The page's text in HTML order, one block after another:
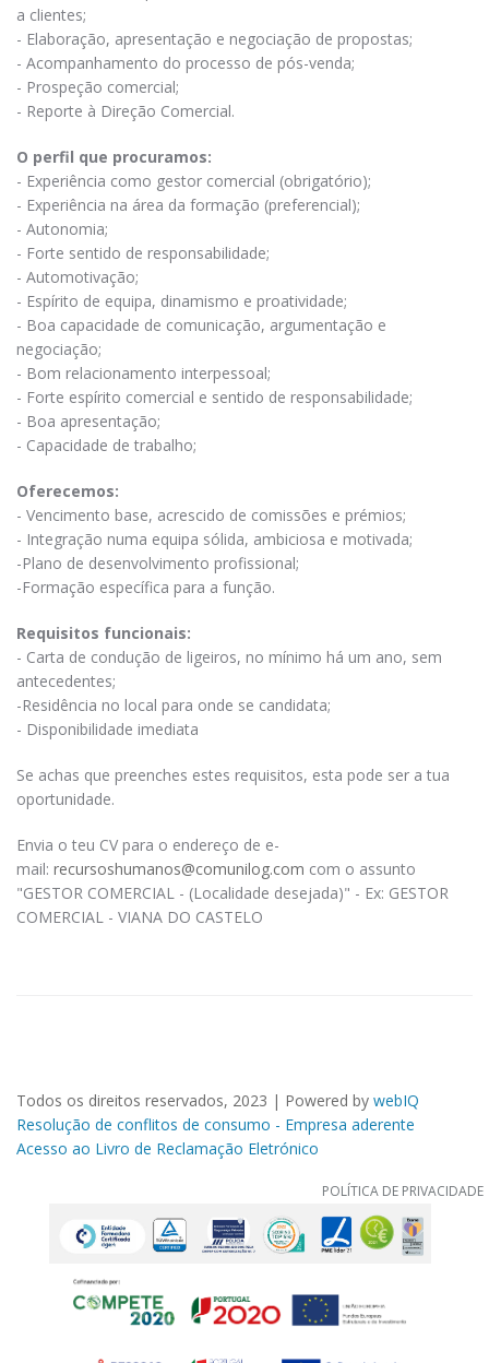
a clientes;
- Elaboração, apresentação e negociação de propostas;
- Acompanhamento do processo de pós-venda;
- Prospeção comercial;
- Reporte à Direção Comercial.
O perfil que procuramos:
- Experiência como gestor comercial (obrigatório);
- Experiência na área da formação (preferencial);
- Autonomia;
- Forte sentido de responsabilidade;
- Automotivação;
- Espírito de equipa, dinamismo e proatividade;
- Boa capacidade de comunicação, argumentação e
negociação;
- Bom relacionamento interpessoal;
- Forte espírito comercial e sentido de responsabilidade;
- Boa apresentação;
- Capacidade de trabalho;
Oferecemos:
- Vencimento base, acrescido de comissões e prémios;
- Integração numa equipa sólida, ambiciosa e motivada;
-Plano de desenvolvimento profissional;
-Formação específica para a função.
Requisitos funcionais:
- Carta de condução de ligeiros, no mínimo há um ano, sem
antecedentes;
-Residência no local para onde se candidata;
- Disponibilidade imediata
Se achas que preenches estes requisitos, esta pode ser a tua
oportunidade.
Envia o teu CV para o endereço de e-
mail: recursoshumanos@comunilog.com com o assunto
"GESTOR COMERCIAL - (Localidade desejada)" - Ex: GESTOR
COMERCIAL - VIANA DO CASTELO
Todos os direitos reservados, 2023 | Powered by webIQ
Resolução de conflitos de consumo - Empresa aderente
Acesso ao Livro de Reclamação Eletrónico
POLÍTICA DE PRIVACIDADE